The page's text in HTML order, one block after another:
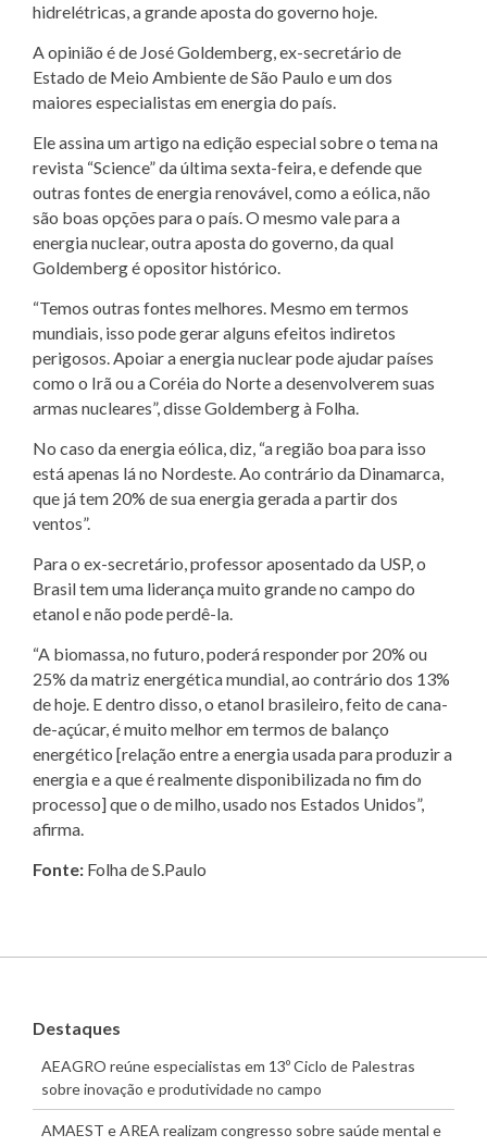
hidrelétricas, a grande aposta do governo hoje.
A opinião é de José Goldemberg, ex-secretário de
Estado de Meio Ambiente de São Paulo e um dos
maiores especialistas em energia do país.
Ele assina um artigo na edição especial sobre o tema na
revista “Science” da última sexta-feira, e defende que
outras fontes de energia renovável, como a eólica, não
são boas opções para o país. O mesmo vale para a
energia nuclear, outra aposta do governo, da qual
Goldemberg é opositor histórico.
“Temos outras fontes melhores. Mesmo em termos
mundiais, isso pode gerar alguns efeitos indiretos
perigosos. Apoiar a energia nuclear pode ajudar países
como o Irã ou a Coréia do Norte a desenvolverem suas
armas nucleares”, disse Goldemberg à Folha.
No caso da energia eólica, diz, “a região boa para isso
está apenas lá no Nordeste. Ao contrário da Dinamarca,
que já tem 20% de sua energia gerada a partir dos
ventos”.
Para o ex-secretário, professor aposentado da USP, o
Brasil tem uma liderança muito grande no campo do
etanol e não pode perdê-la.
“A biomassa, no futuro, poderá responder por 20% ou
25% da matriz energética mundial, ao contrário dos 13%
de hoje. E dentro disso, o etanol brasileiro, feito de cana-
de-açúcar, é muito melhor em termos de balanço
energético [relação entre a energia usada para produzir a
energia e a que é realmente disponibilizada no fim do
processo] que o de milho, usado nos Estados Unidos”,
afirma.
Fonte: Folha de S.Paulo
Destaques
AEAGRO reúne especialistas em 13º Ciclo de Palestras
sobre inovação e produtividade no campo
AMAEST e AREA realizam congresso sobre saúde mental e